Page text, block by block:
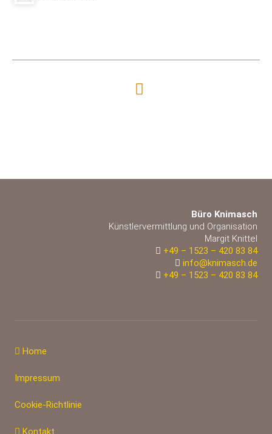
Büro Knimasch
Künstlervermittlung und Organisation
Margit Knittel
+49 – 1523 – 420 83 84
info@knimasch.de
+49 – 1523 – 420 83 84
Home
Impressum
Cookie-Richtlinie
Kontakt